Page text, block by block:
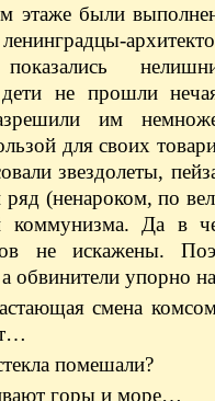
этаже были
не прошли
им
для своих
звездолеты,
ряд (ненароком, по
коммунизма. Да в
не искажены.
обвинители упорно
смена
помешали?
горы и море…